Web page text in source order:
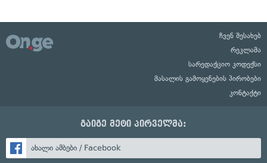
ჩვენ შესახებ
რეკლამა
სარედაქციო კოდექსი
მასალის გამოყენების პირობები
კონტაქტი
გაიგე მეტი პირველმა:
ახალი ამბები / Facebook